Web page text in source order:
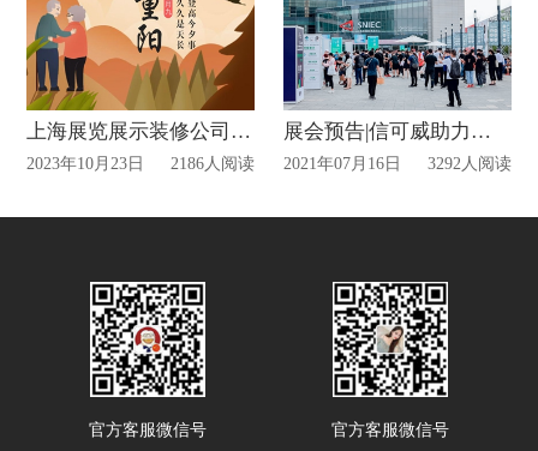
上海展览展示装修公司温馨提示今天是重阳节
2023年10月23日 2186人阅读
展会预告|信可威助力巨人停车设备参展国际智慧停车展览会
2021年07月16日 3292人阅读
官方客服微信号 官方客服微信号